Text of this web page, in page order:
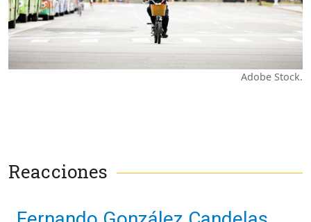
Adobe Stock.
Reacciones